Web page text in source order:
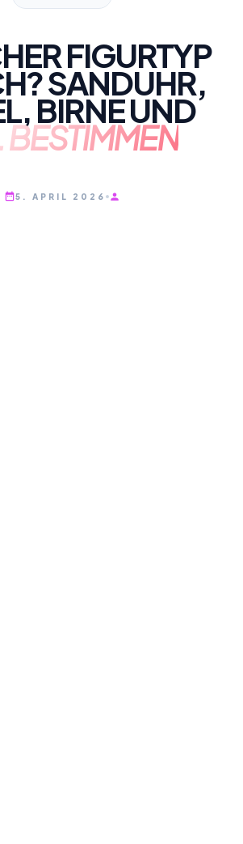
FIGURTYP
SANDUHR,
BIRNE UND
5. APRIL 2026